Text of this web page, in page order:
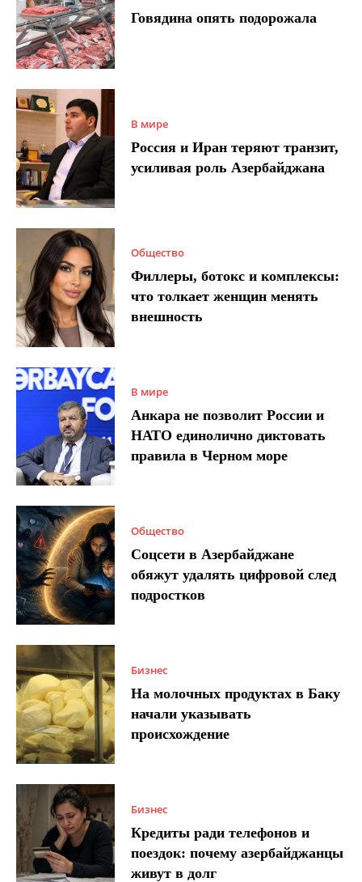
Говядина опять подорожала
В мире
Россия и Иран теряют транзит,
усиливая роль Азербайджана
Общество
Филлеры, ботокс и комплексы:
что толкает женщин менять
внешность
В мире
Анкара не позволит России и
НАТО единолично диктовать
правила в Черном море
Общество
Соцсети в Азербайджане
обяжут удалять цифровой след
подростков
Бизнес
На молочных продуктах в Баку
начали указывать
происхождение
Бизнес
Кредиты ради телефонов и
поездок: почему азербайджанцы
живут в долг